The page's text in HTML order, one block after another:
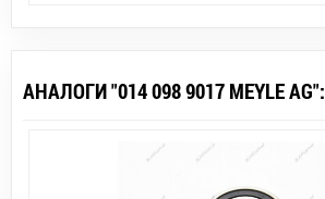
АНАЛОГИ "014 098 9017 MEYLE AG":